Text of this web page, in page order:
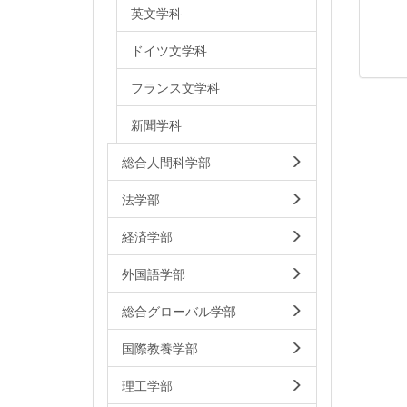
英文学科
ドイツ文学科
フランス文学科
新聞学科
総合人間科学部
法学部
経済学部
外国語学部
総合グローバル学部
国際教養学部
理工学部